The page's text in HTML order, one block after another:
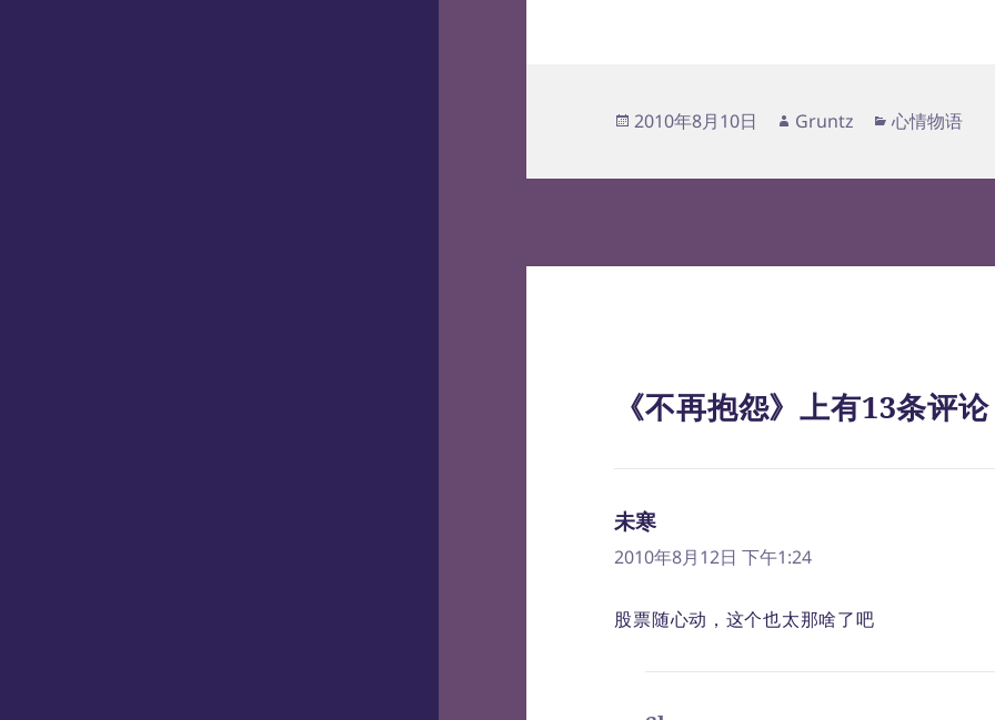
发
于
2010年8月10日
作
Gruntz
分
心情物语
《不再抱怨》上有13条评论
未寒
道：
2010年8月12日 下午1:24
股票随心动，这个也太那啥了吧